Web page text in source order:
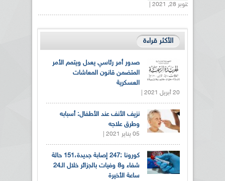
أكتوبر 28, 2021 |
الأكثر قراءة
صدور أمر رئاسي يعدل ويتمم الأمر
المتضمن قانون المعاشات
العسكرية
20 أبريل 2021 |
نزيف الأنف عند الأطفال: أسبابه
وطرق علاجه
05 يناير 2021 |
كورونا :247 إصابة جديدة،151 حالة
شفاء و8 وفيات بالجزائر خلال الـ24
ساعة الأخيرة